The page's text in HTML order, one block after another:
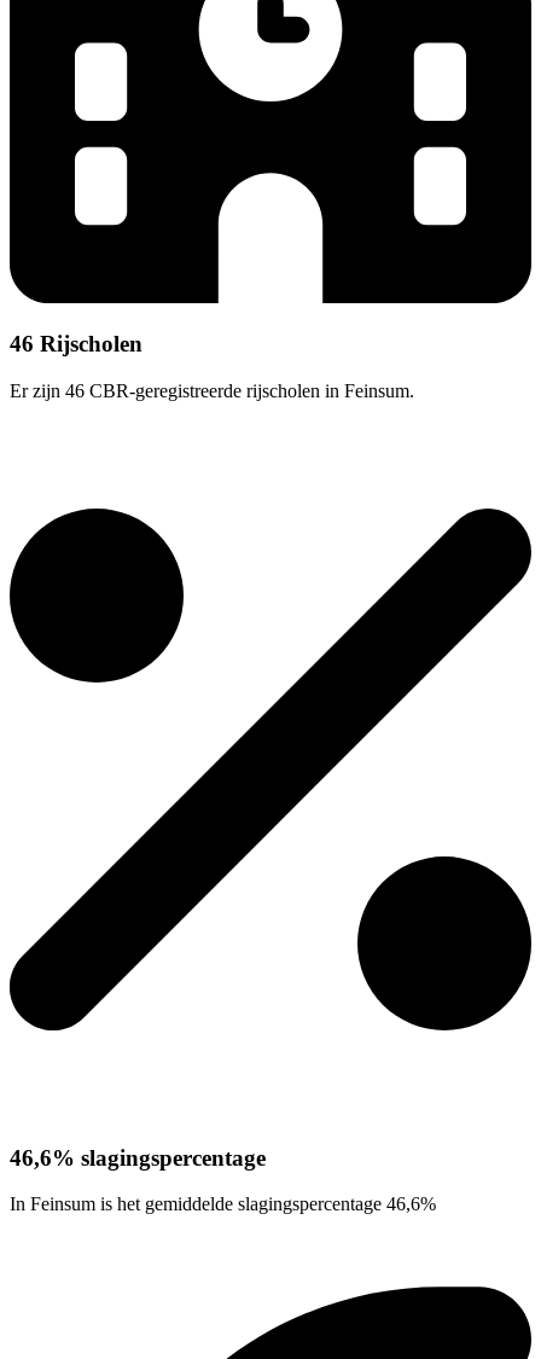
46 Rijscholen
Er zijn 46 CBR-geregistreerde rijscholen in Feinsum.
46,6% slagingspercentage
In Feinsum is het gemiddelde slagingspercentage 46,6%